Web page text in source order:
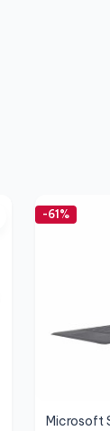
-61%
Microsoft